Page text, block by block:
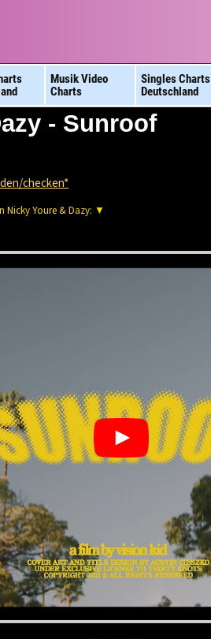
Musik Video
Charts
Singles Charts
Deutschland
- Sunroof
checken*
Nicky Youre & Dazy: ▼